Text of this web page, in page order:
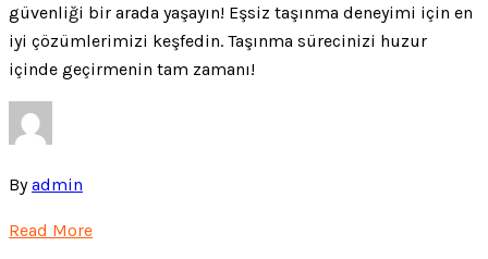
güvenliği bir arada yaşayın! Eşsiz taşınma deneyimi için en
iyi çözümlerimizi keşfedin. Taşınma sürecinizi huzur
içinde geçirmenin tam zamanı!
Byadmin
Read More